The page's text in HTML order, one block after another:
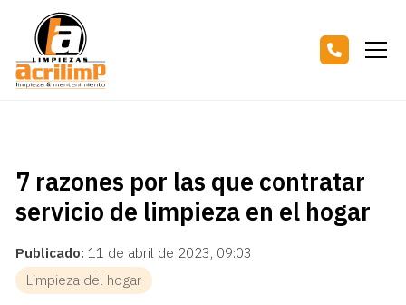
7 razones por las que contratar
servicio de limpieza en el hogar
Publicado: 11 de abril de 2023, 09:03
Limpieza del hogar